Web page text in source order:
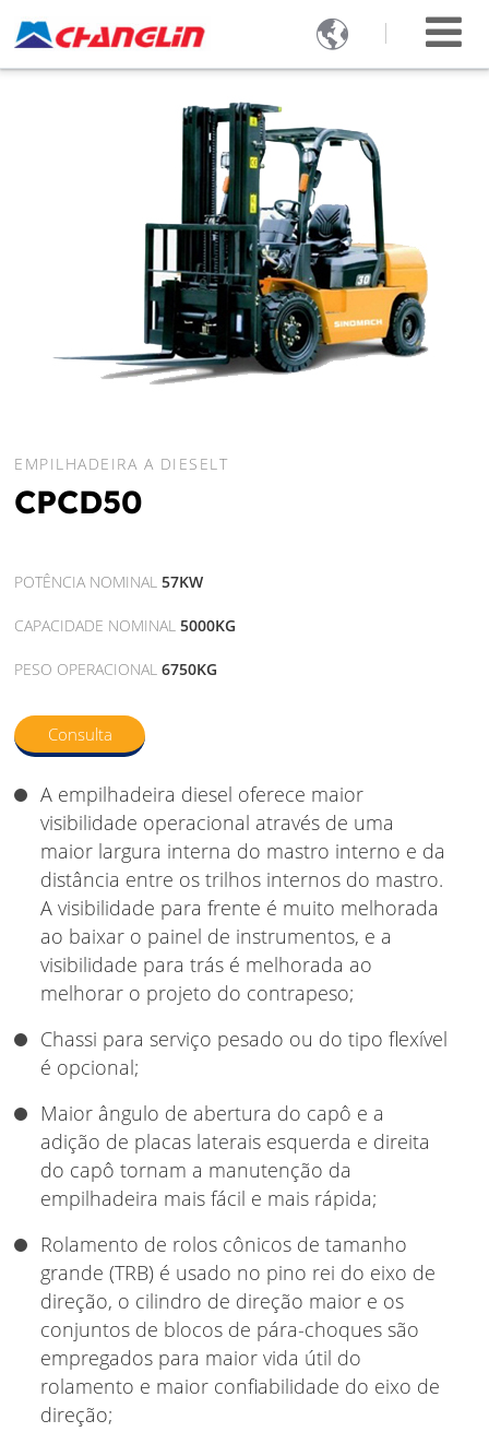

EMPILHADEIRA A DIESELT
CPCD50
POTÊNCIA NOMINAL57KW
CAPACIDADE NOMINAL5000KG
PESO OPERACIONAL6750KG
Consulta
A empilhadeira diesel oferece maior
visibilidade operacional através de uma
maior largura interna do mastro interno e da
distância entre os trilhos internos do mastro.
A visibilidade para frente é muito melhorada
ao baixar o painel de instrumentos, e a
visibilidade para trás é melhorada ao
melhorar o projeto do contrapeso;
Chassi para serviço pesado ou do tipo flexível
é opcional;
Maior ângulo de abertura do capô e a
adição de placas laterais esquerda e direita
do capô tornam a manutenção da
empilhadeira mais fácil e mais rápida;
Rolamento de rolos cônicos de tamanho
grande (TRB) é usado no pino rei do eixo de
direção, o cilindro de direção maior e os
conjuntos de blocos de pára-choques são
empregados para maior vida útil do
rolamento e maior confiabilidade do eixo de
direção;